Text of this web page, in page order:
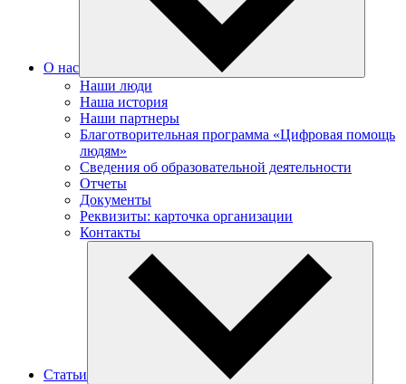
О нас
Наши люди
Наша история
Наши партнеры
Благотворительная программа «Цифровая помощь
людям»
Сведения об образовательной деятельности
Отчеты
Документы
Реквизиты: карточка организации
Контакты
Статьи